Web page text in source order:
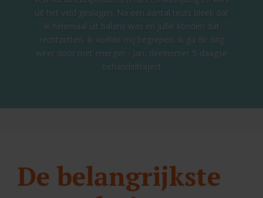
uit het veld geslagen. Na een aantal tests bleek dat
ik helemaal uit balans was en jullie konden dat
rechtzetten. Ik voelde mij begrepen. Ik ga de dag
weer door met energie! - Jan, deelnemer 5-daagse
behandeltraject
De belangrijkste